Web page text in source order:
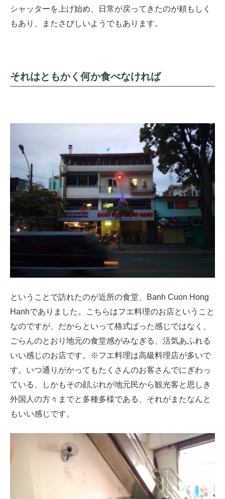
シャッターを上げ始め、日常が戻ってきたのが頼もしく
もあり、またさびしいようでもあります。
それはともかく何か食べなければ
ということで訪れたのが近所の食堂、Banh Cuon Hong
Hanhでありました。こちらはフエ料理のお店ということ
なのですが、だからといって格式ばった感じではなく、
ごらんのとおり地元の食堂感がみなぎる、活気あふれる
いい感じのお店です。※フエ料理は高級料理店が多いで
す。いつ通りがかってもたくさんのお客さんでにぎわっ
ている、しかもその顔ぶれが地元民から観光客と思しき
外国人の方々までと多種多様である、それがまたなんと
もいい感じです。